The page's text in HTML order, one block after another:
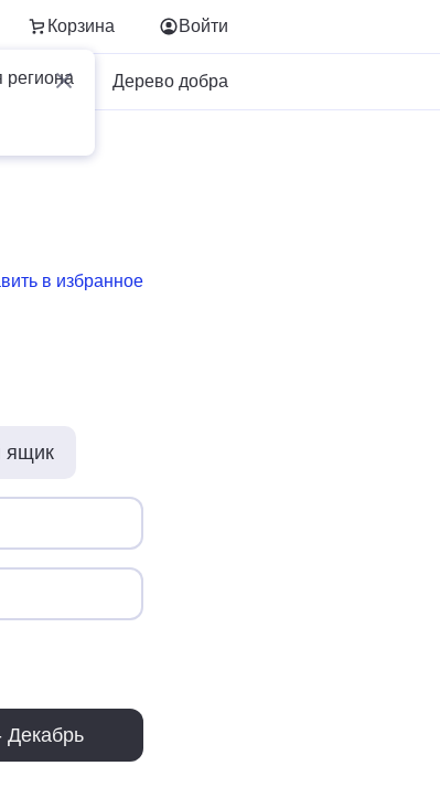
Корзина
региона
Войти
бизнеса Дерево добра
в избранное
ящик
Декабрь